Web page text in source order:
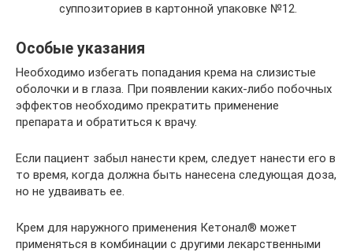
суппозиториев в картонной упаковке №12.
Особые указания
Необходимо избегать попадания крема на слизистые
оболочки и в глаза. При появлении каких-либо побочных
эффектов необходимо прекратить применение
препарата и обратиться к врачу.
Если пациент забыл нанести крем, следует нанести его в
то время, когда должна быть нанесена следующая доза,
но не удваивать ее.
Крем для наружного применения Кетонал® может
применяться в комбинации с другими лекарственными